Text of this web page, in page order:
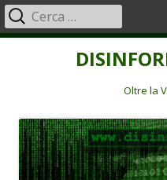
Oltre la
Menu
principale
Ricerca
per: